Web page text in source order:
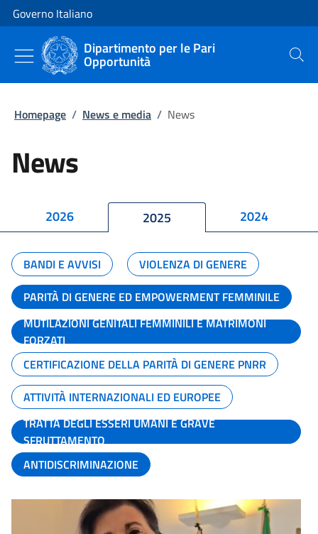
Vai al contenuto
Vai alla navigazione del sito
Governo Italiano
Dipartimento per le Pari
Opportunità Cerca
Homepage / News e media / News
News
2026 2025 2024
BANDI E AVVISI
VIOLENZA DI GENERE
PARITÀ DI GENERE ED EMPOWERMENT FEMMINILE
MUTILAZIONI GENITALI FEMMINILI E MATRIMONI
FORZATI
CERTIFICAZIONE DELLA PARITÀ DI GENERE PNRR
ATTIVITÀ INTERNAZIONALI ED EUROPEE
TRATTA DEGLI ESSERI UMANI E GRAVE
SFRUTTAMENTO
ANTIDISCRIMINAZIONE